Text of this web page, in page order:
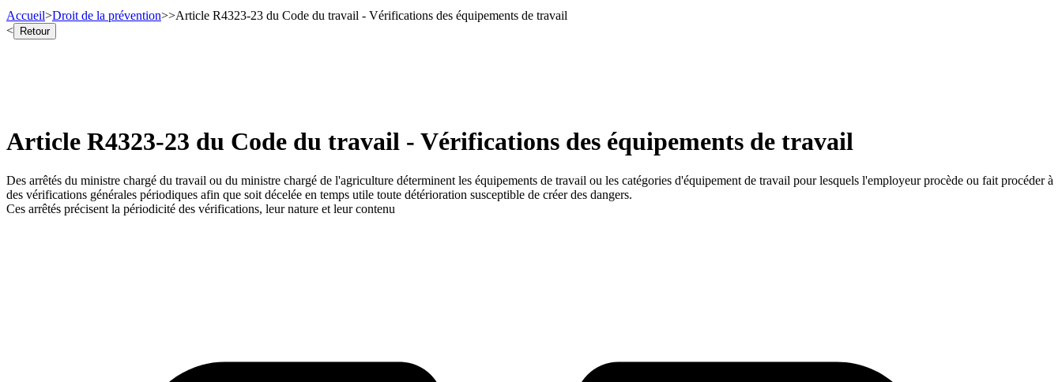
Accueil>Droit de la prévention>>Article R4323-23 du Code du travail - Vérifications des équipements de travail
< Retour
Article R4323-23 du Code du travail - Vérifications des équipements de travail
Des arrêtés du ministre chargé du travail ou du ministre chargé de l'agriculture déterminent les équipements de travail ou les catégories d'équipement de travail pour lesquels l'employeur procède ou fait procéder à
des vérifications générales périodiques afin que soit décelée en temps utile toute détérioration susceptible de créer des dangers.
Ces arrêtés précisent la périodicité des vérifications, leur nature et leur contenu